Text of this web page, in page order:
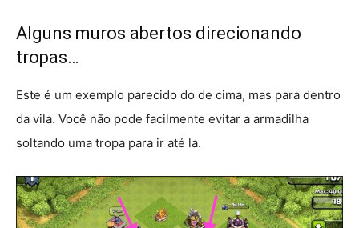
Alguns muros abertos direcionando
tropas…
Este é um exemplo parecido do de cima, mas para dentro
da vila. Você não pode facilmente evitar a armadilha
soltando uma tropa para ir até la.